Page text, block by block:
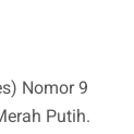
Nomor 9
Putih.